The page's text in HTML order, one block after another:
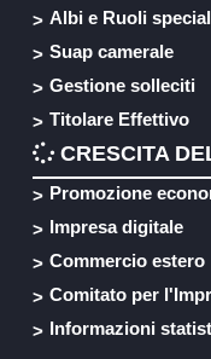
Albi e Ruoli
Suap camerale
Gestione solleciti
Titolare Effettivo
CRESCITA
Promozione
Impresa digitale
Commercio estero
Comitato per
Informazioni